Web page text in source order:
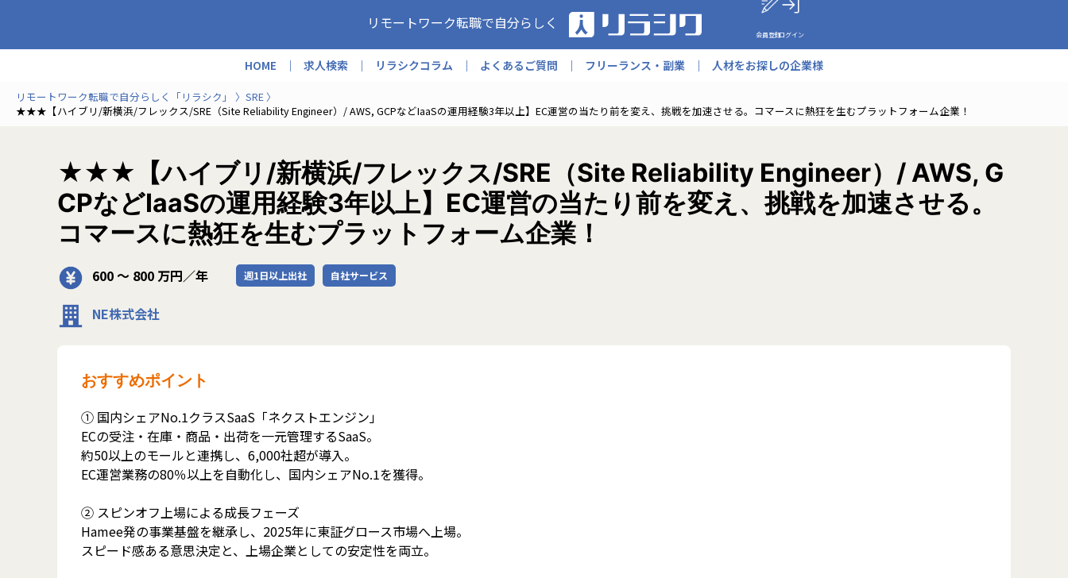
リモートワーク転職で自分らしく
会員登録ログイン
HOME 求人検索 リラシクコラム よくあるご質問 フリーランス・副業 人材をお探しの企業様
リモートワーク転職で自分らしく「リラシク」
SRE
★★★【ハイブリ/新横浜/フレックス/SRE（Site Reliability Engineer）/ AWS, GCPなどIaaSの運用経験3年以上】EC運営の当たり前を変え、挑戦を加速させる。コマースに熱狂を生むプラットフォーム企業！
★★★【ハイブリ/新横浜/フレックス/SRE（Site Reliability Engineer）/ AWS, G
CPなどIaaSの運用経験3年以上】EC運営の当たり前を変え、挑戦を加速させる。
コマースに熱狂を生むプラットフォーム企業！
600 〜 800 万円／年 週1日以上出社 自社サービス
NE株式会社
おすすめポイント
① 国内シェアNo.1クラスSaaS「ネクストエンジン」
ECの受注・在庫・商品・出荷を一元管理するSaaS。
約50以上のモールと連携し、6,000社超が導入。
EC運営業務の80％以上を自動化し、国内シェアNo.1を獲得。
② スピンオフ上場による成長フェーズ
Hamee発の事業基盤を継承し、2025年に東証グロース市場へ上場。
スピード感ある意思決定と、上場企業としての安定性を両立。